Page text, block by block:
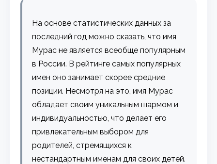
На основе статистических данных за
последний год можно сказать, что имя
Мурас не является всеобще популярным
в России. В рейтинге самых популярных
имен оно занимает скорее средние
позиции. Несмотря на это, имя Мурас
обладает своим уникальным шармом и
индивидуальностью, что делает его
привлекательным выбором для
родителей, стремящихся к
нестандартным именам для своих детей.